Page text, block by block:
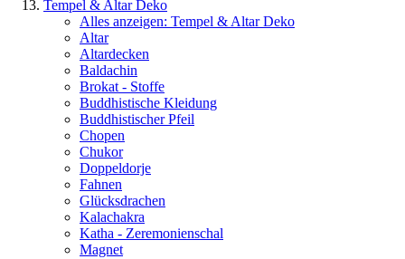
Tempel & Altar Deko
Alles anzeigen: Tempel & Altar Deko
Altar
Altardecken
Baldachin
Brokat - Stoffe
Buddhistische Kleidung
Buddhistischer Pfeil
Chopen
Chukor
Doppeldorje
Fahnen
Glücksdrachen
Kalachakra
Katha - Zeremonienschal
Magnet